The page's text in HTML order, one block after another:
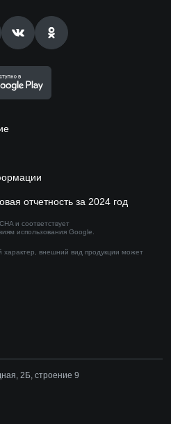
отчетность за 2024 год
и соответствует
использования Google.
характер, внешний вид продукции может
2Б, строение 9